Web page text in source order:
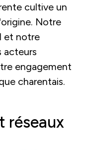
cultive un
Notre
et notre
acteurs
engagement
charentais.
réseaux